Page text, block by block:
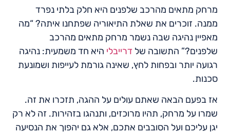
מרחק מתאים מהרכב שלפנים היא חלק בלתי נפרד
ממנה. זוכרים את שאלת התיאוריה שפתחנו איתה? “מה
מאפיין נהיגה שבה נשמר מרחק מתאים מהרכב
שלפנים?” התשובה של דרייבלי היא חד משמעית: נהיגה
רגועה יותר ובפחות לחץ, שאינה גורמת לעייפות ושמונעת
סכנות.
אז בפעם הבאה שאתם עולים על ההגה, תזכרו את זה.
שמרו על מרחק, תהיו מרוכזים, ותנהגו בזהירות. זה לא רק
יגן עליכם ועל הסובבים אתכם, אלא גם יהפוך את הנסיעה